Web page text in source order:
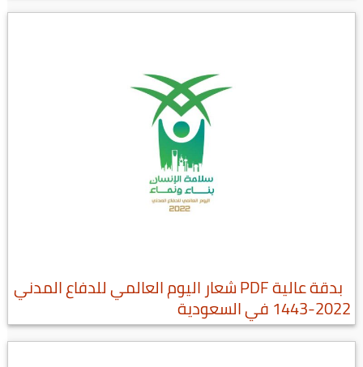
بدقة عالية PDF شعار اليوم العالمي للدفاع المدني
2022-1443 في السعودية